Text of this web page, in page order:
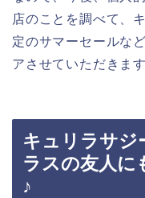
店のことを調べて、
定のサマーセールな
アさせていただきま
キュリラサジ
ラスの友人に
♪